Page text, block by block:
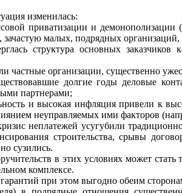
изменилась:
приватизации и
малых, подрядных
структура основных заказчиков
частные организации, существенно
долгие годы деловые
партнерами;
и высокая инфляция привели к
неуправляемых ими факторов
неплатежей усугубили
строительства, срывы
сузились.
в этих условиях может
комплексе.
при этом выгодно обеим